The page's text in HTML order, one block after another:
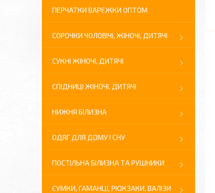
ПЕРЧАТКИ ВАРЕЖКИ ОПТОМ
СОРОЧКИ ЧОЛОВІЧІ, ЖІНОЧІ, ДИТЯЧІ
СУКНІ ЖІНОЧІ, ДИТЯЧІ
СПІДНИЦІ ЖІНОЧІ, ДИТЯЧІ
НИЖНЯ БІЛИЗНА
ОДЯГ ДЛЯ ДОМУ І СНУ
ПОСТІЛЬНА БІЛИЗНА ТА РУШНИКИ
СУМКИ, ГАМАНЦІ, РЮКЗАКИ, ВАЛІЗИ